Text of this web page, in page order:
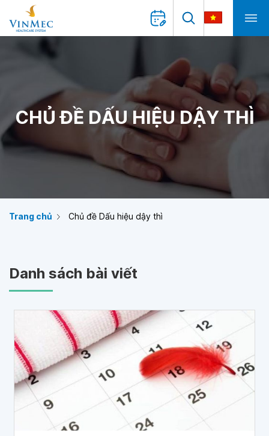
CHỦ ĐỀ DẤU HIỆU DẬY THÌ
Trang chủ Chủ đề Dấu hiệu dậy thì
Danh sách bài viết